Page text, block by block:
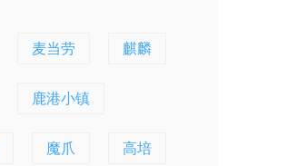
麦当劳 麒麟
鹿港小镇
魔爪 高培